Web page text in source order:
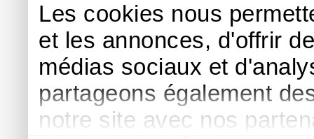
Les cookies nous
et les annonces, d'offrir
médias sociaux et
partageons également
notre site avec nos